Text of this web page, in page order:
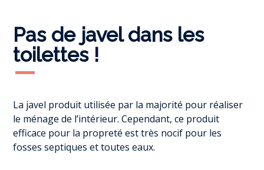
Pas de javel dans les
toilettes !
La javel produit utilisée par la majorité pour réaliser
le ménage de l’intérieur. Cependant, ce produit
efficace pour la propreté est très nocif pour les
fosses septiques et toutes eaux.